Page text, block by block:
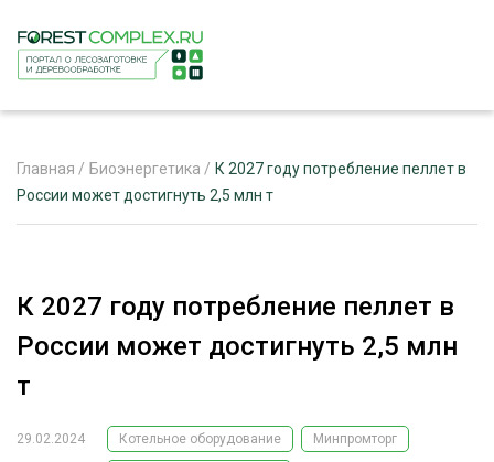
РЕКЛАМОДАТЕЛЯМ
ЛЕСНОЕ ХОЗЯЙСТВО
ЭКСПЕРТНОЕ МНЕНИЕ
Главная / Биоэнергетика / К 2027 году потребление пеллет в
России может достигнуть 2,5 млн т
К 2027 году потребление пеллет в
России может достигнуть 2,5 млн
т
29.02.2024 Котельное оборудование Минпромторг